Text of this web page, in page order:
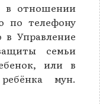
в отношении
по телефону
в Управление
семьи
или в
мун.